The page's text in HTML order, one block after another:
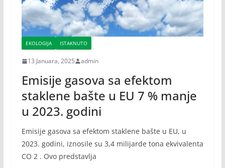
EKOLOGIJA ISTAKNUTO
13 Januara, 2025 admin
Emisije gasova sa efektom
staklene bašte u EU 7 % manje
u 2023. godini
Emisije gasova sa efektom staklene bašte u EU, u
2023. godini, iznosile su 3,4 milijarde tona ekvivalenta
CO 2 . Ovo predstavlja